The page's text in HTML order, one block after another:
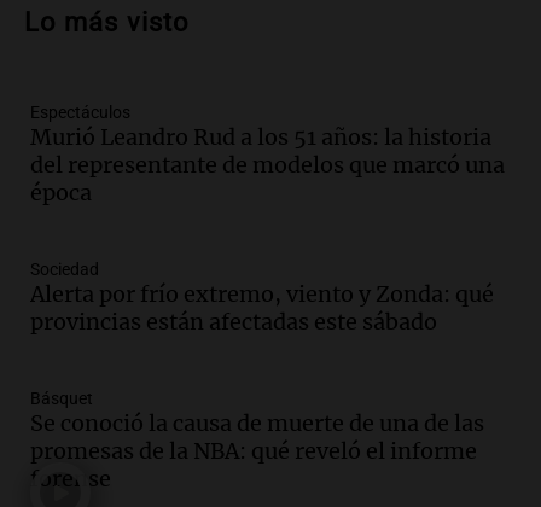
tradicional Toreo de la Vincha
Audio.
"Tres hombres se lo llevaron para
hacerle preguntas y nunca regresó"
Una mañana para todos
Audio.
metros del río Suquía y retiraron hasta
800 kilos de basura por jornada
Audio.La historia de la servilleta que
firmó Jorge Messi para el primer
contrato de Leo con Barcelona
Una mañana para todos
Lo más visto
Espectáculos
Murió Leandro Rud a los 51 años: la historia
del representante de modelos que marcó una
época
Sociedad
Alerta por frío extremo, viento y Zonda: qué
provincias están afectadas este sábado
Básquet
Se conoció la causa de muerte de una de las
promesas de la NBA: qué reveló el informe
forense